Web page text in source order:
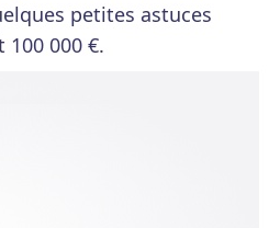
petites astuces
000 €.